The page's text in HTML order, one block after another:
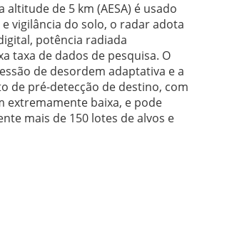
altitude de 5 km (AESA) é usado
vigilância do solo, o radar adota
potência radiada
taxa de dados de pesquisa. O
de desordem adaptativa e a
de pré-detecção de destino, com
extremamente baixa, e pode
mais de 150 lotes de alvos e